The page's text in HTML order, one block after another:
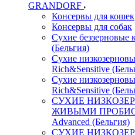
GRANDORF
Консервы для кошек
Консервы для собак
Сухие беззерновые
(Бельгия)
Сухие
Rich&Sensitive
Сухие
Rich&Sensitive
СУХИЕ
ЖИВЫМИ
Advanced (Бельгия)
СУХИЕ